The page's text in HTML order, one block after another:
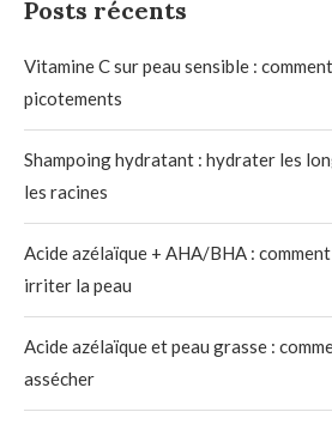
Posts récents
Vitamine C sur peau sensible :
picotements
Shampoing hydratant : hydrater les
les racines
Acide azélaïque + AHA/BHA :
irriter la peau
Acide azélaïque et peau grasse :
assécher